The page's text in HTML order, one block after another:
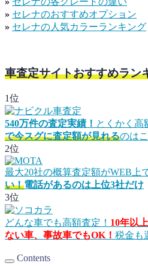
» セレナのおすすめオプション
» セレナの人気カラーランキング
車査定サイトおすすめラン
1位
540万件の査定実績！ とくかく高
で今スグに査定額が見れるのは
2位
最大20社の概算査定額がWEB上
い！電話があるのは上位3社だけ
3位
どんな車でも高額査定！ 10年以
ない車、事故車でもOK！ 税金も
Contents